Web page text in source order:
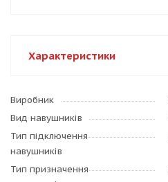
Характеристики
Виробник
Вид навушників
Тип підключення
навушників
Тип призначення